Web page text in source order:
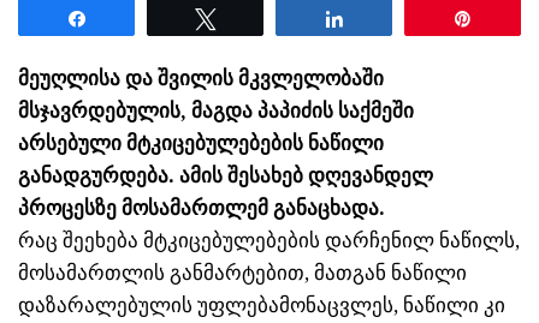
მეუღლისა და შვილის მკვლელობაში
მსჯავრდებულის, მაგდა პაპიძის საქმეში
არსებული მტკიცებულებების ნაწილი
განადგურდება. ამის შესახებ დღევანდელ
პროცესზე მოსამართლემ განაცხადა.
რაც შეეხება მტკიცებულებების დარჩენილ ნაწილს,
მოსამართლის განმარტებით, მათგან ნაწილი
დაზარალებულის უფლებამონაცვლეს, ნაწილი კი